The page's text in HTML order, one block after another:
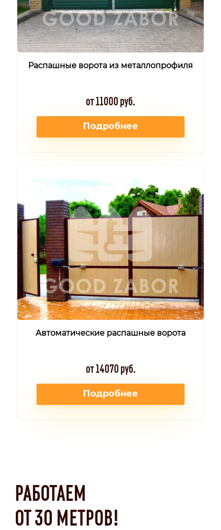
Распашные ворота из металлопрофиля
от 11000 руб.
Подробнее
Автоматические распашные ворота
от 14070 руб.
Подробнее
РАБОТАЕМ
ОТ 30 МЕТРОВ!